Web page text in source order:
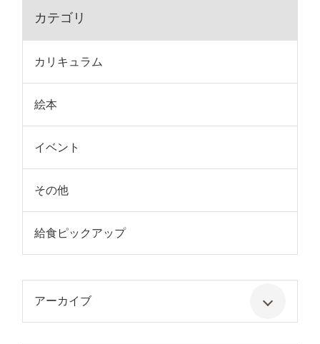
カテゴリ
カリキュラム
絵本
イベント
その他
給食ピックアップ
アーカイブ